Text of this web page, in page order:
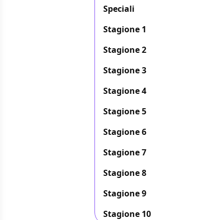
Speciali
Stagione 1
Stagione 2
Stagione 3
Stagione 4
Stagione 5
Stagione 6
Stagione 7
Stagione 8
Stagione 9
Stagione 10